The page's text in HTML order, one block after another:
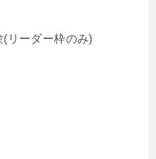
(リーダー枠のみ)